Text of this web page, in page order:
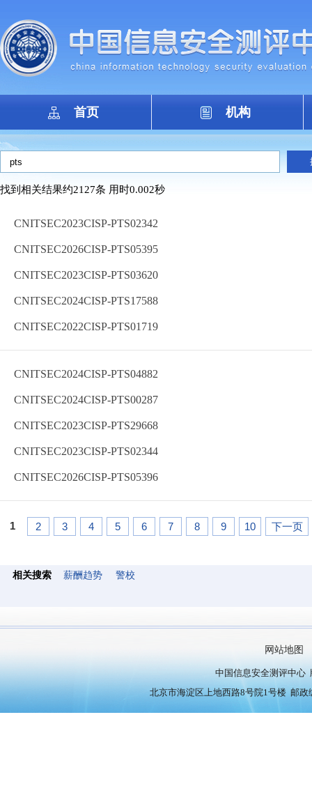
首页 机构
找到相关结果约2127条 用时0.002秒
CNITSEC2023CISP-PTS02342
CNITSEC2026CISP-PTS05395
CNITSEC2023CISP-PTS03620
CNITSEC2024CISP-PTS17588
CNITSEC2022CISP-PTS01719
CNITSEC2024CISP-PTS04882
CNITSEC2024CISP-PTS00287
CNITSEC2023CISP-PTS29668
CNITSEC2023CISP-PTS02344
CNITSEC2026CISP-PTS05396
1 2 3 4 5 6 7 8 9 10 下一页
相关搜索 薪酬趋势 警校
网站地图
中国信息安全测评中心
北京市海淀区上地西路8号院1号楼 邮